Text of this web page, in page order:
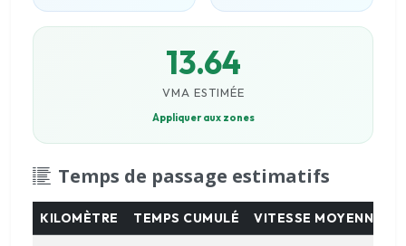
13.64
VMA ESTIMÉE
Appliquer aux zones
Temps de passage estimatifs
KILOMÈTRE TEMPS CUMULÉ VITESSE MOYENNE